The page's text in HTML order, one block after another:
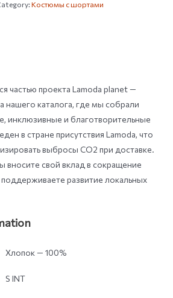
Костюмы с шортами
частью проекта Lamoda planet —
нашего каталога, где мы собрали
инклюзивные и благотворительные
в стране присутствия Lamoda, что
выбросы СО2 при доставке.
вносите свой вклад в сокращение
развитие локальных
Хлопок — 100%
S INT